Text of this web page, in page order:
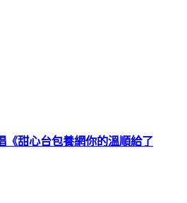
《甜心台包養網你的溫順給了